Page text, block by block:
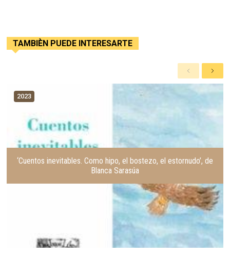
TAMBIÈN PUEDE INTERESARTE
A
n
S
i
g
i
e
e
2023
‘Cuentos inevitables. Como hipo, el bostezo, el estornudo’, de
Blanca Sarasúa